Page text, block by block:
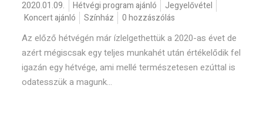
2020.01.09. Hétvégi program ajánló
Jegyelővétel
Koncert ajánló
Színház 0 hozzászólás
Az előző hétvégén már ízlelgethettük a 2020-as évet de
azért mégiscsak egy teljes munkahét után értékelődik fel
igazán egy hétvége, ami mellé természetesen ezúttal is
odatesszük a magunk...